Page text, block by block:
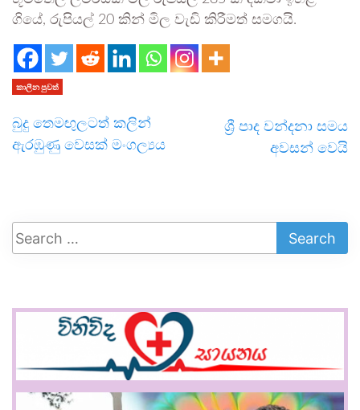
ගියේ, රුපියල් 20 කින් මිල වැඩි කිරීමත් සමගයි.
කාලීන පුවත්
බුදු තෙමඟුලටත් කලින්
ඇරඹුණු වෙසක් මංගල්‍යය
ශ්‍රී පාද වන්දනා සමය
අවසන් වෙයි